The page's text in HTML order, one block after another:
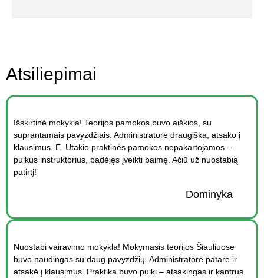
Atsiliepimai
Išskirtinė mokykla! Teorijos pamokos buvo aiškios, su
suprantamais pavyzdžiais. Administratorė draugiška, atsako į
klausimus. E. Utakio praktinės pamokos nepakartojamos –
puikus instruktorius, padėjęs įveikti baimę. Ačiū už nuostabią
patirtį!
Dominyka
Nuostabi vairavimo mokykla! Mokymasis teorijos Šiauliuose
buvo naudingas su daug pavyzdžių. Administratorė patarė ir
atsakė į klausimus. Praktika buvo puiki – atsakingas ir kantrus